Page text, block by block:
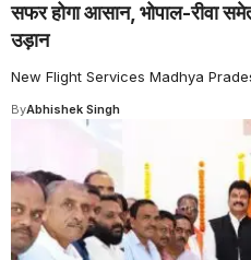
सफर होगा आसान, भोपाल-रीवा
उड़ान
New Flight Services Madhya
ByAbhishek Singh